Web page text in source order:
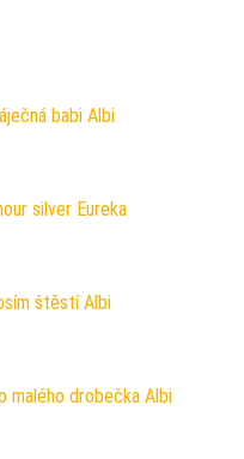
babi Albi
229 Kč.
silver Eureka
149 Kč.
štěstí Albi
169 Kč.
malého drobečka Albi
65 Kč.